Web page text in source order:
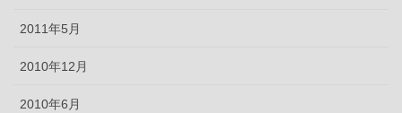
2011年5月
2010年12月
2010年6月